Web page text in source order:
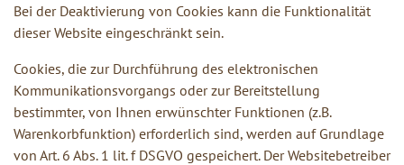
Bei der Deaktivierung von Cookies kann die Funktionalität
dieser Website eingeschränkt sein.
Cookies, die zur Durchführung des elektronischen
Kommunikationsvorgangs oder zur Bereitstellung
bestimmter, von Ihnen erwünschter Funktionen (z.B.
Warenkorbfunktion) erforderlich sind, werden auf Grundlage
von Art. 6 Abs. 1 lit. f DSGVO gespeichert. Der Websitebetreiber